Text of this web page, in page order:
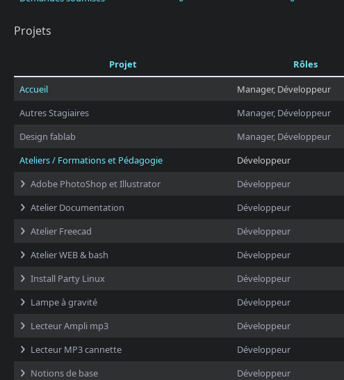
Projets
Projet Rôles
Accueil
Manager, Développeur
Autres Stagiaires
Manager, Développeur
Design fablab
Manager, Développeur
Ateliers / Formations et Pédagogie
Développeur
Adobe PhotoShop et Illustrator
Développeur
Atelier Documentation
Développeur
Atelier Freecad
Développeur
Atelier WEB & bash
Développeur
Install Party Linux
Développeur
Lampe à gravité
Développeur
Lecteur Ampli mp3
Développeur
Lecteur MP3 cannette
Développeur
Notions de base
Développeur